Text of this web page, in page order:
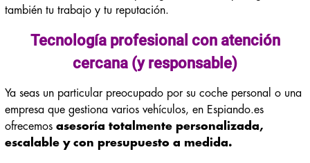
también tu trabajo y tu reputación.
Tecnología profesional con atención
cercana (y responsable)
Ya seas un particular preocupado por su coche personal o una
empresa que gestiona varios vehículos, en Espiando.es
ofrecemos asesoría totalmente personalizada,
escalable y con presupuesto a medida.